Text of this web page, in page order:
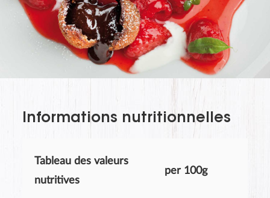
Informations nutritionnelles
Tableau des valeurs
nutritives
per 100g